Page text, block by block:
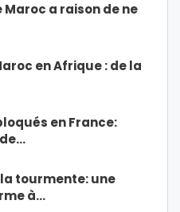
Maroc a raison de ne
en Afrique : de la
en France:
tourmente: une
à…